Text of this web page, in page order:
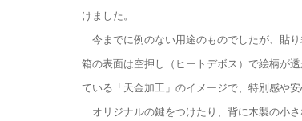
けました。
今までに例のない用途のものでしたが、貼
箱の表面は空押し（ヒートデボス）で絵柄が
ている「天金加工」のイメージで、特別感や
オリジナルの鍵をつけたり、背に木製の小